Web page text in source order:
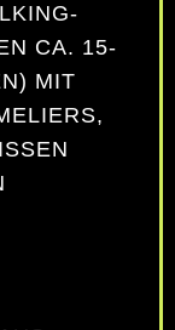
CA. 15-
MIT